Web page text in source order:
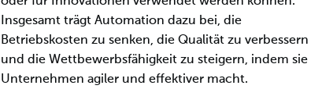
Insgesamt trägt Automation dazu bei, die
Betriebskosten zu senken, die Qualität zu verbessern
und die Wettbewerbsfähigkeit zu steigern, indem sie
Unternehmen agiler und effektiver macht.